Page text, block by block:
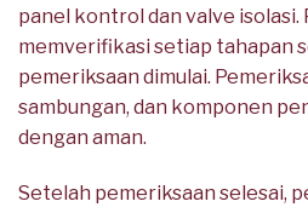
panel kontrol dan valve isolasi.
memverifikasi setiap tahapan
pemeriksaan dimulai.
sambungan, dan komponen
dengan aman.
Setelah pemeriksaan selesai,